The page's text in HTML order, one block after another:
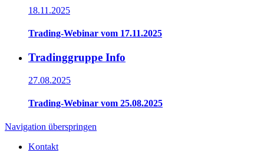
18.11.2025
Trading-Webinar vom 17.11.2025
Tradinggruppe Info
27.08.2025
Trading-Webinar vom 25.08.2025
Navigation überspringen
Kontakt